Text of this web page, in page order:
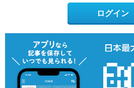
ログイン